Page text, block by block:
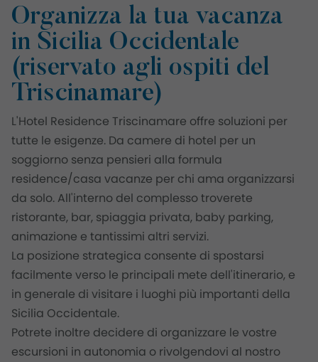
Organizza la tua vacanza
in Sicilia Occidentale
(riservato agli ospiti del
Triscinamare)
L'Hotel Residence Triscinamare offre soluzioni per
tutte le esigenze. Da camere di hotel per un
soggiorno senza pensieri alla formula
residence/casa vacanze per chi ama organizzarsi
da solo. All'interno del complesso troverete
ristorante, bar, spiaggia privata, baby parking,
animazione e tantissimi altri servizi.
La posizione strategica consente di spostarsi
facilmente verso le principali mete dell'itinerario, e
in generale di visitare i luoghi più importanti della
Sicilia Occidentale.
Potrete inoltre decidere di organizzare le vostre
escursioni in autonomia o rivolgendovi al nostro